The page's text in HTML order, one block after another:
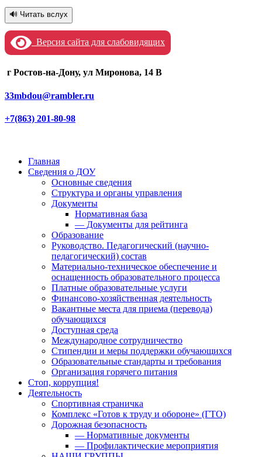
🔊 Читать вслух
Версия сайта для слабовидящих
г Ростов-на-Дону, ул Миронова, 14 В
33mbdou@rambler.ru
+7(863) 201-80-98
Главная
Сведения о ДОУ
Основные сведения
Структура и органы управления
Документы
Нормативная база
— Документы для рейтинга
Образование
Руководство. Педагогический (научно-
педагогический) состав
Материально-техническое обеспечение и
оснащенность образовательного процесса
Платные образовательные услуги
Финансово-хозяйственная деятельность
Вакантные места для приема (перевода)
обучающихся
Доступная среда
Международное сотрудничество
Стипендии и меры поддержки обучающихся
Образовательные стандарты и требования
Организация горячего питания
Стоп, коррупция!
Деятельность
Спортивная страничка
Комплекс «Готов к труду и обороне» (ГТО)
Дорожная безопасность
— Нормативные документы
— Профилактические мероприятия